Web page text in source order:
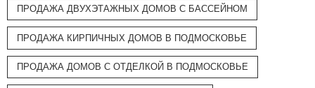
ПРОДАЖА ДВУХЭТАЖНЫХ ДОМОВ С БАССЕЙНОМ
ПРОДАЖА КИРПИЧНЫХ ДОМОВ В ПОДМОСКОВЬЕ
ПРОДАЖА ДОМОВ С ОТДЕЛКОЙ В ПОДМОСКОВЬЕ